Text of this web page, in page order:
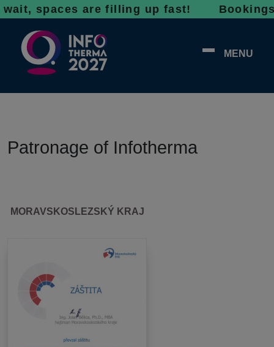
spaces are filling up fast!
MENU
Patronage of Infotherma
MORAVSKOSLEZSKÝ KRAJ